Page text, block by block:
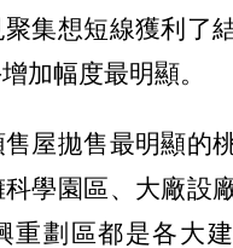
集想短線獲利了
加幅度最明顯。
屋拋售最明顯的
學園區、大廠設
重劃區都是各大